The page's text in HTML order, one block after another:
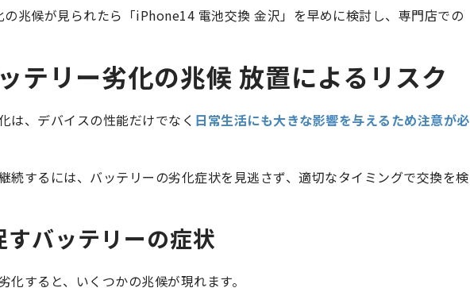
兆候が見られたら「iPhone14 電池交換 金沢」を早めに検討し、専門店での
テリー劣化の兆候 放置によるリスク
は、デバイスの性能だけでなく 日常生活にも大きな影響を与えるため注意が必
続するには、バッテリーの劣化症状を見逃さず、適切なタイミングで交換を検
バッテリーの症状
すると、いくつかの兆候が現れます。